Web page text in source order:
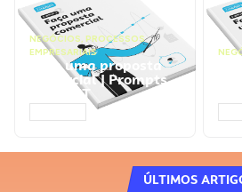
NEGÓCIOS, PROCESSOS
EMPRESARIAIS
Faça uma proposta
comercial | Prompts
ChatGPT
ÚLTIMOS